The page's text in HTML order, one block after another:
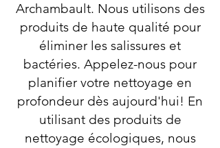
Archambault. Nous utilisons des
produits de haute qualité pour
éliminer les salissures et
bactéries. Appelez-nous pour
planifier votre nettoyage en
profondeur dès aujourd'hui! En
utilisant des produits de
nettoyage écologiques, nous